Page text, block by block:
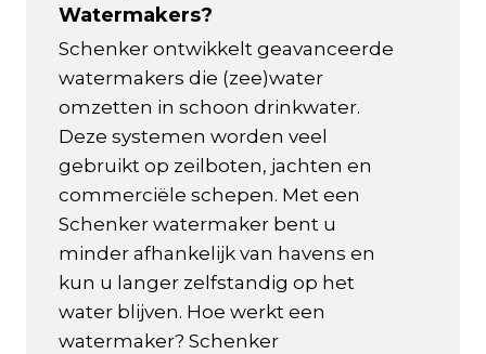
Watermakers?
Schenker ontwikkelt geavanceerde
watermakers die (zee)water
omzetten in schoon drinkwater.
Deze systemen worden veel
gebruikt op zeilboten, jachten en
commerciële schepen. Met een
Schenker watermaker bent u
minder afhankelijk van havens en
kun u langer zelfstandig op het
water blijven. Hoe werkt een
watermaker? Schenker